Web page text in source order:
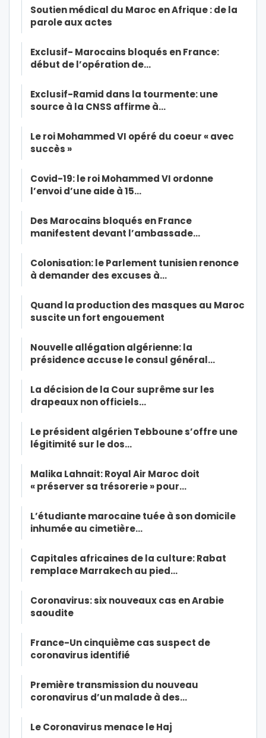
Soutien médical du Maroc en Afrique : de la
parole aux actes
Exclusif- Marocains bloqués en France:
début de l’opération de…
Exclusif-Ramid dans la tourmente: une
source à la CNSS affirme à…
Le roi Mohammed VI opéré du coeur « avec
succès »
Covid-19: le roi Mohammed VI ordonne
l’envoi d’une aide à 15…
Des Marocains bloqués en France
manifestent devant l’ambassade…
Colonisation: le Parlement tunisien renonce
à demander des excuses à…
Quand la production des masques au Maroc
suscite un fort engouement
Nouvelle allégation algérienne: la
présidence accuse le consul général…
La décision de la Cour suprême sur les
drapeaux non officiels…
Le président algérien Tebboune s’offre une
légitimité sur le dos…
Malika Lahnait: Royal Air Maroc doit
« préserver sa trésorerie » pour…
L’étudiante marocaine tuée à son domicile
inhumée au cimetière…
Capitales africaines de la culture: Rabat
remplace Marrakech au pied…
Coronavirus: six nouveaux cas en Arabie
saoudite
France-Un cinquième cas suspect de
coronavirus identifié
Première transmission du nouveau
coronavirus d’un malade à des…
Le Coronavirus menace le Haj